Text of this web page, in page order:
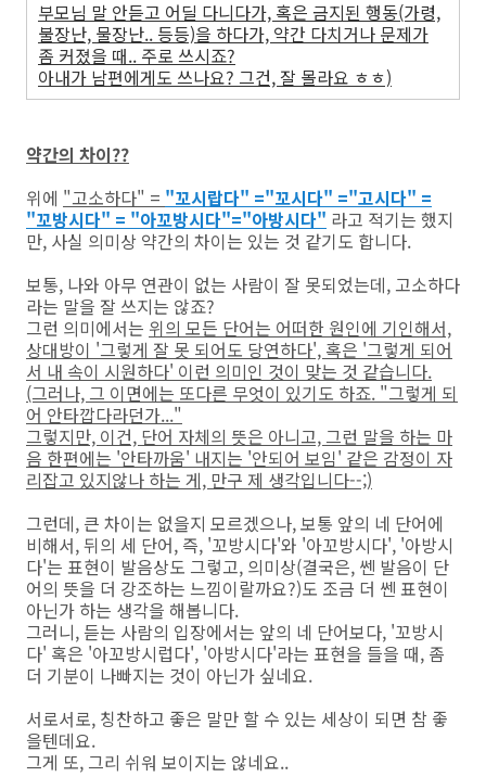
부모님 말 안듣고 어딜 다니다가, 혹은 금지된 행동(가령,
불장난, 물장난.. 등등)을 하다가, 약간 다치거나 문제가
좀 커졌을 때.. 주로 쓰시죠?
아내가 남편에게도 쓰나요? 그건, 잘 몰라요 ㅎㅎ)
약간의 차이??
위에 "고소하다" = "꼬시랍다" ="꼬시다" ="고시다" =
"꼬방시다" = "아꼬방시다"="아방시다" 라고 적기는 했지
만, 사실 의미상 약간의 차이는 있는 것 같기도 합니다.
보통, 나와 아무 연관이 없는 사람이 잘 못되었는데, 고소하다
라는 말을 잘 쓰지는 않죠?
그런 의미에서는 위의 모든 단어는 어떠한 원인에 기인해서,
상대방이 '그렇게 잘 못 되어도 당연하다', 혹은 '그렇게 되어
서 내 속이 시원하다' 이런 의미인 것이 맞는 것 같습니다.
(그러나, 그 이면에는 또다른 무엇이 있기도 하죠. "그렇게 되
어 안타깝다라던가..."
그렇지만, 이건, 단어 자체의 뜻은 아니고, 그런 말을 하는 마
음 한편에는 '안타까움' 내지는 '안되어 보임' 같은 감정이 자
리잡고 있지않나 하는 게, 만구 제 생각입니다--;)
그런데, 큰 차이는 없을지 모르겠으나, 보통 앞의 네 단어에
비해서, 뒤의 세 단어, 즉, '꼬방시다'와 '아꼬방시다', '아방시
다'는 표현이 발음상도 그렇고, 의미상(결국은, 쎈 발음이 단
어의 뜻을 더 강조하는 느낌이랄까요?)도 조금 더 쎈 표현이
아닌가 하는 생각을 해봅니다.
그러니, 듣는 사람의 입장에서는 앞의 네 단어보다, '꼬방시
다' 혹은 '아꼬방시럽다', '아방시다'라는 표현을 들을 때, 좀
더 기분이 나빠지는 것이 아닌가 싶네요.
서로서로, 칭찬하고 좋은 말만 할 수 있는 세상이 되면 참 좋
을텐데요.
그게 또, 그리 쉬워 보이지는 않네요..